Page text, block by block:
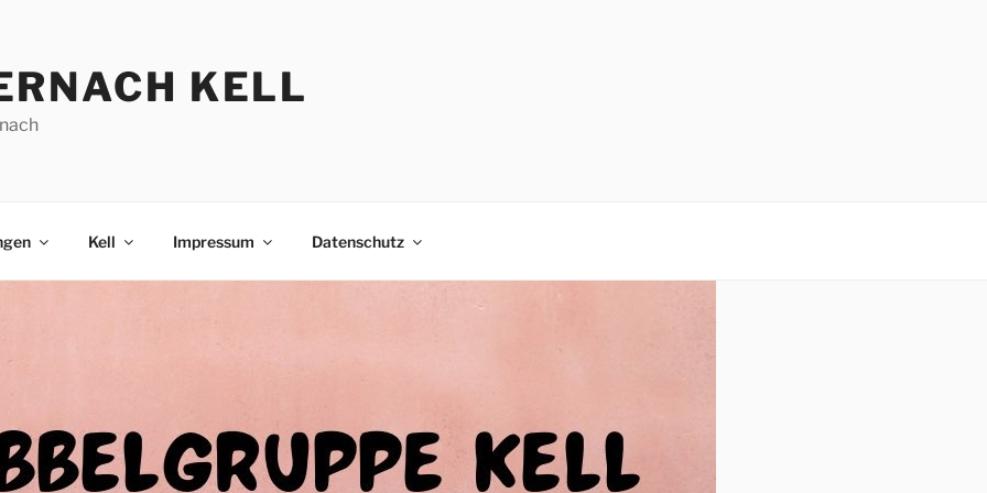
KELL
Kell Impressum Datenschutz